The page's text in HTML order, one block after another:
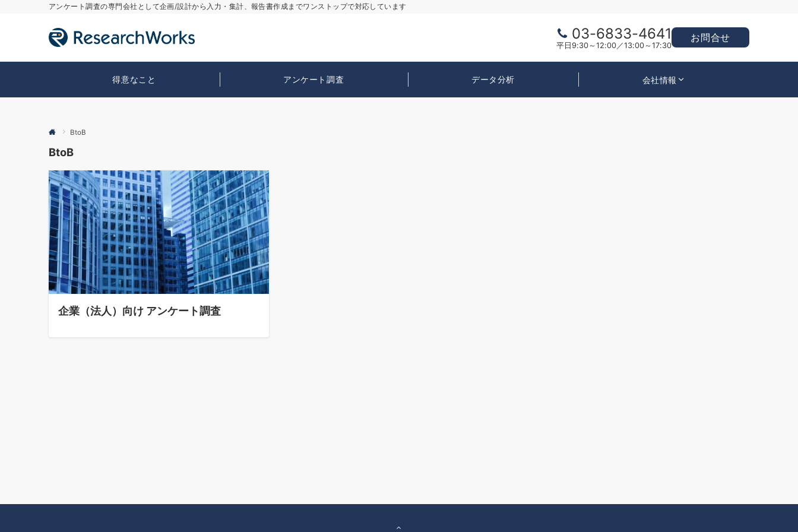
アンケート調査の専門会社として企画/設計から入力・集計、報告書作成までワンストップで対応しています
03-6833-4641
平日9:30～12:00／13:00～17:30
お問合せ
得意なこと アンケート調査 データ分析 会社情報
BtoB
BtoB
企業（法人）向け アンケート調査